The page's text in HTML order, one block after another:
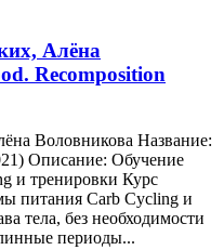
Алёна
Recomposition
Воловникова Название:
Описание: Обучение
и тренировки Курс
питания Carb Cycling и
тела, без необходимости
периоды...